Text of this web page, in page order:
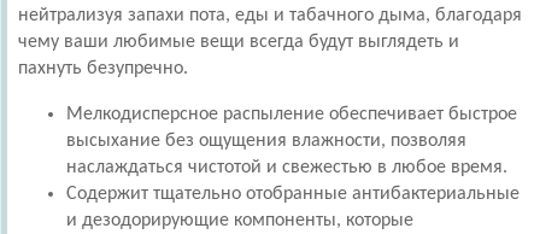
нейтрализуя запахи пота, еды и табачного дыма, благодаря
чему ваши любимые вещи всегда будут выглядеть и
пахнуть безупречно.
Мелкодисперсное распыление обеспечивает быстрое
высыхание без ощущения влажности, позволяя
наслаждаться чистотой и свежестью в любое время.
Содержит тщательно отобранные антибактериальные
и дезодорирующие компоненты, которые